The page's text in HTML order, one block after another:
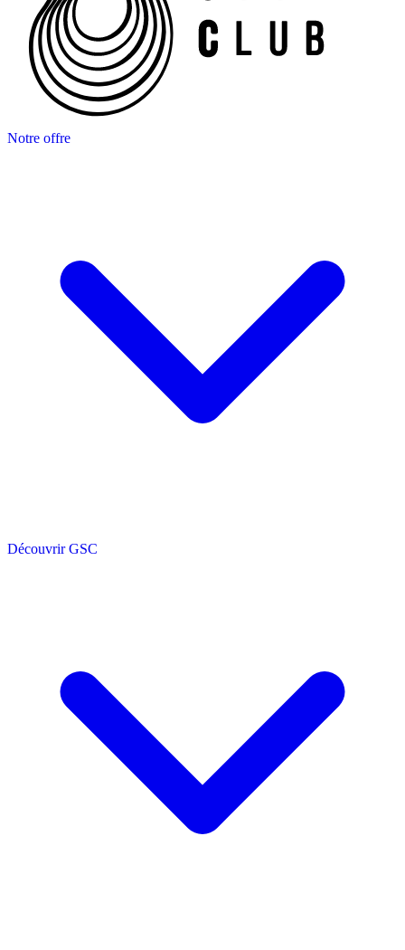
Notre offre
Découvrir GSC